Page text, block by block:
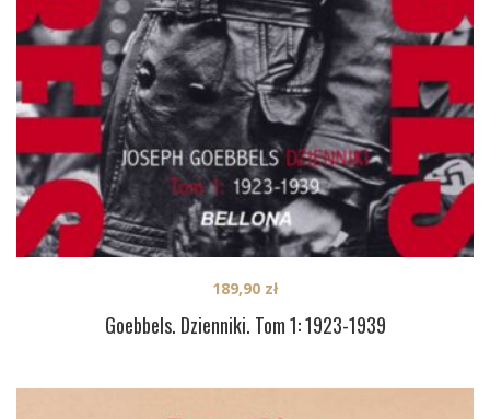
Goebbels. Dzienniki. Tom 1: 1923-1939
189,90 zł